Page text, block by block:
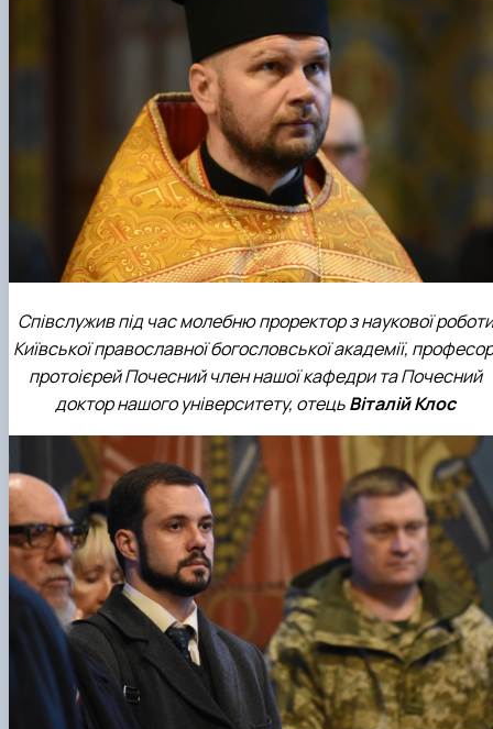
Співслужив під час молебню проректор з наукової роботи
Київської православної богословської академії,
протоієрей Почесний член нашої кафедри та Почесний
доктор нашого університету, отецьВіталій Клос